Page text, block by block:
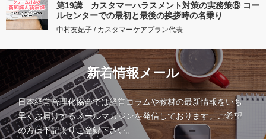
第19講 カスタマーハラスメント対策の実務策⑥ コー
ルセンターでの最初と最後の挨拶時の名乗り
中村友妃子 / カスタマーケアプラン代表
新着情報メール
日本経営合理化協会では経営コラムや教材の最新情報をいち
早くお届けするメールマガジンを発信しております。ご希望
の方は下記よりご登録下さい。